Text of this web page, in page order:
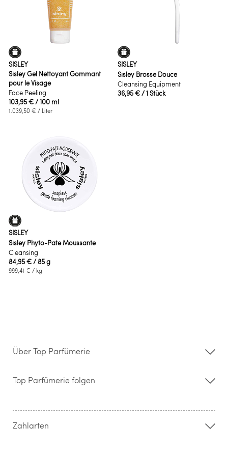
SISLEY
Sisley Gel Nettoyant Gommant
pour le Visage
Face Peeling
103,95 €/ 100 ml
1.039,50 € / Liter
SISLEY
Sisley Brosse Douce
Cleansing Equipment
36,95 €/ 1 Stück
SISLEY
Sisley Phyto-Pate Moussante
Cleansing
84,95 €/ 85 g
999,41 € / kg
Über Top Parfümerie
Storefinder
Kontakt
Widerrufsrecht & Rückgabebedingungen
Top Parfümerie folgen
Zahlarten